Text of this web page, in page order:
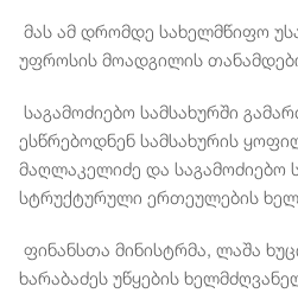
მას ამ დრომდე სახელმწიფო
უფროსის მოადგილის
საგამოძიებო სამსახურში
ესწრებოდნენ სამსახურის
მაღლაკელიძე და საგამოძიებო
სტრუქტურული ერთეულების
ფინანსთა მინისტრმა, ლაშა
ხარაბაძეს უწყების